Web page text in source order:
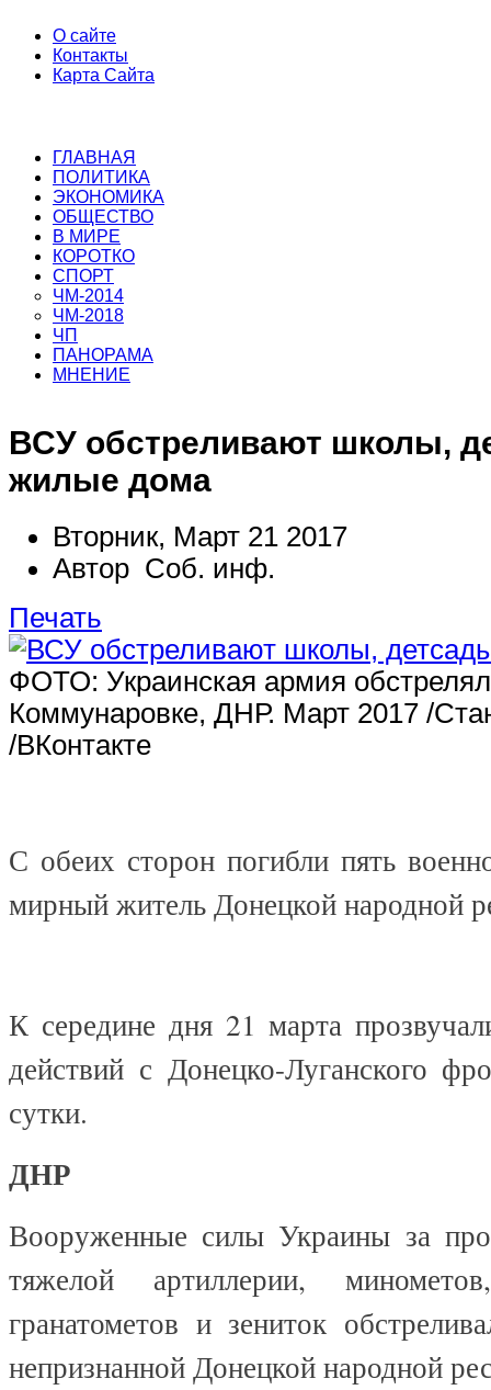
О сайте
Контакты
Карта Сайта
ГЛАВНАЯ
ПОЛИТИКА
ЭКОНОМИКА
ОБЩЕСТВО
В МИРЕ
КОРОТКО
СПОРТ
ЧМ-2014
ЧМ-2018
ЧП
ПАНОРАМА
МНЕНИЕ
ВСУ обстреливают школы,
жилые дома
Вторник, Март 21 2017
Автор Соб. инф.
Печать
ФОТО: Украинская армия
Коммунаровке, ДНР. Март 2017 /
/ВКонтакте
С обеих сторон погибли пять
мирный житель Донецкой народной
К середине дня 21 марта
действий с Донецко-Луганского
сутки.
ДНР
Вооруженные силы Украины за
тяжелой артиллерии,
гранатометов и зениток
непризнанной Донецкой народной